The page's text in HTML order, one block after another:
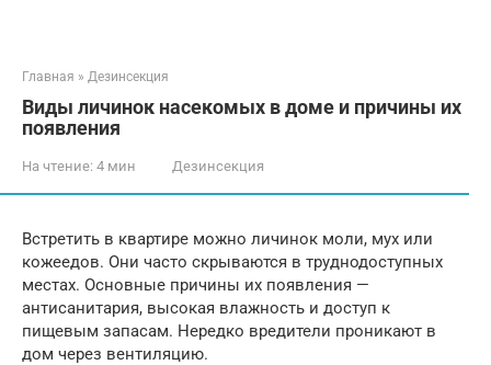
Главная » Дезинсекция
Виды личинок насекомых в доме и причины их
появления
На чтение: 4 мин Дезинсекция
Встретить в квартире можно личинок моли, мух или
кожеедов. Они часто скрываются в труднодоступных
местах. Основные причины их появления —
антисанитария, высокая влажность и доступ к
пищевым запасам. Нередко вредители проникают в
дом через вентиляцию.